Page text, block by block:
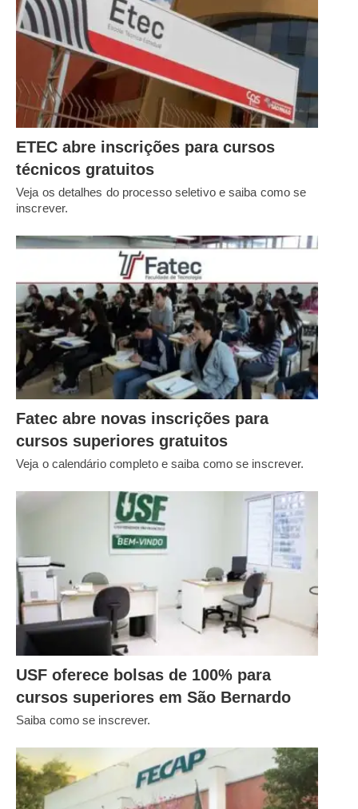
ETEC abre inscrições para cursos
técnicos gratuitos
Veja os detalhes do processo seletivo e saiba como se
inscrever.
Fatec abre novas inscrições para
cursos superiores gratuitos
Veja o calendário completo e saiba como se inscrever.
USF oferece bolsas de 100% para
cursos superiores em São Bernardo
Saiba como se inscrever.